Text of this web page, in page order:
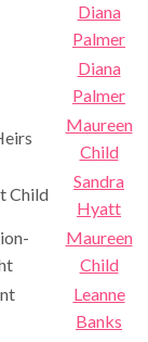
Diana
Palmer
Diana
Palmer
Maureen
Child
Child
Sandra
Hyatt
Maureen
Child
Leanne
Banks